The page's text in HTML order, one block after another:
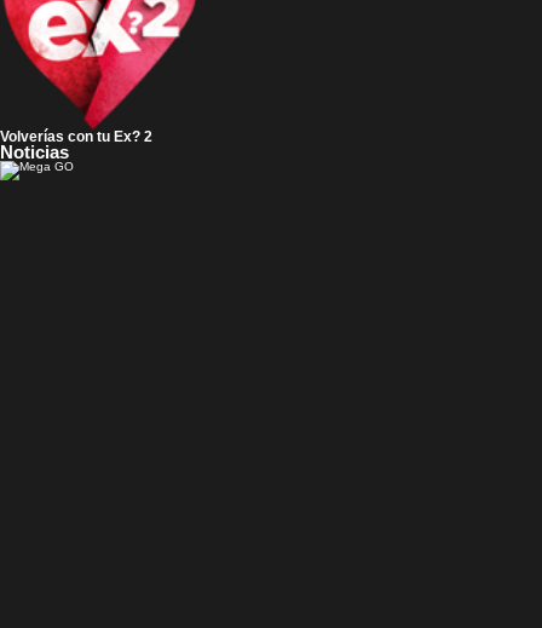
Volverías con tu Ex? 2
Noticias